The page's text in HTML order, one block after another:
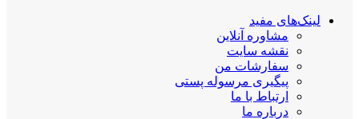
لینک‌های مفید
مشاوره آنلاین
نقشه سایت
سفارشات من
پیگیری مرسوله پستی
ارتباط با ما
درباره ما